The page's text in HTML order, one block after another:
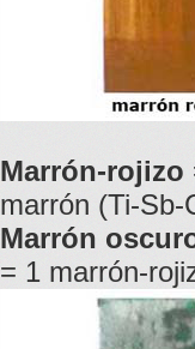
Marrón-rojizo
marrón (Ti-
Marrón
= 1 marrón-